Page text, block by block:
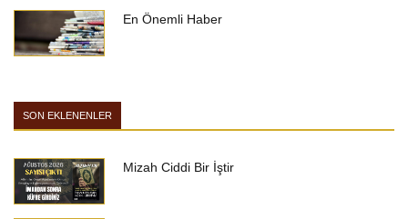
En Önemli Haber
SON EKLENENLER
Mizah Ciddi Bir İştir